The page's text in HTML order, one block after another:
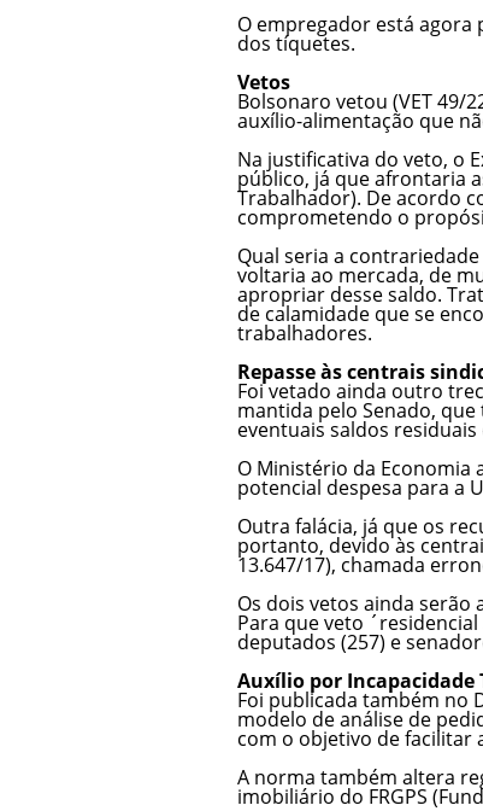
O empregador está
dos tíquetes.
Vetos
Bolsonaro vetou (VET 49/
auxílio-alimentação que
Na justificativa do veto, o
público, já que afrontaria
Trabalhador). De acordo
comprometendo o
Qual seria a
voltaria ao mercada, de
apropriar desse saldo.
de calamidade que se
trabalhadores.
Repasse às centrais
Foi vetado ainda outro
mantida pelo Senado,
eventuais saldos
O Ministério da Economia
potencial despesa para a
Outra falácia, já que os
portanto, devido às
13.647/17), chamada
Os dois vetos ainda serão
Para que veto
deputados (257) e
Auxílio por Incapacidade
Foi publicada também no
modelo de análise de
com o objetivo de facilitar
A norma também altera
imobiliário do FRGPS